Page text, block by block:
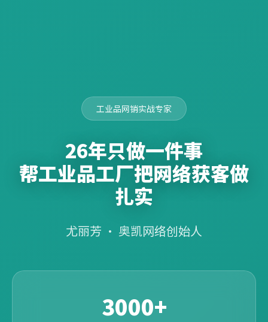
工业品网销实战专家
26年只做一件事
帮工业品工厂把网络获客做
扎实
尤丽芳 · 奥凯网络创始人
3000+